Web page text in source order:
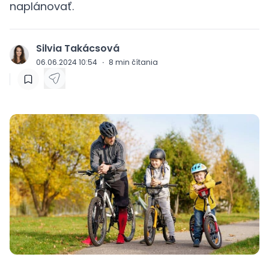
naplánovať.
J Silvia Takácsová
06.06.2024 10:54 · 8 min čítania